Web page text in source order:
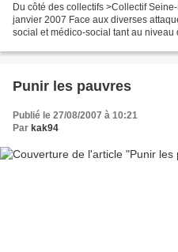
Du côté des collectifs >Collectif
janvier 2007 Face aux diverses
social et médico-social tant au niveau
Punir les pauvres
Publié le 27/08/2007 à 10:21
Par kak94